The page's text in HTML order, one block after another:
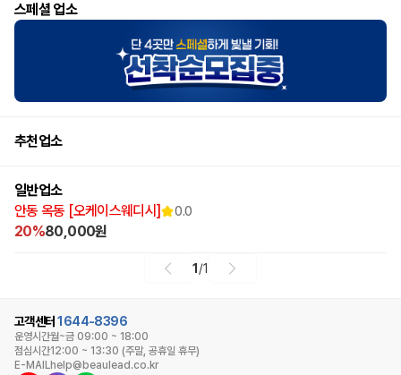
스페셜 업소
추천업소
일반업소
안동 옥동 [오케이스웨디시]
0.0
20%80,000원
1 /1
고객센터 1644-8396
운영시간월~금 09:00 ~ 18:00
점심시간12:00 ~ 13:30 (주말, 공휴일 휴무)
E-MAILhelp@beaulead.co.kr